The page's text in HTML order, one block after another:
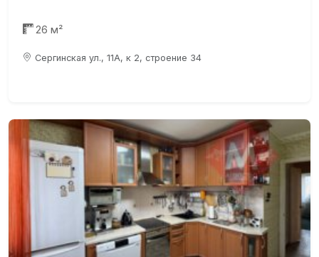
26 м²
Сергинская ул., 11А, к 2, строение 34